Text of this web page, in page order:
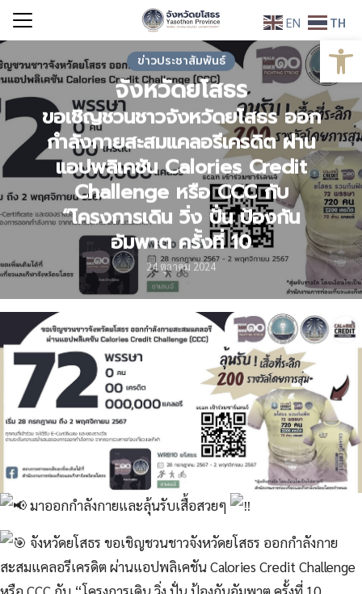
Skip
content
for:
ข่าวประชาสัมพันธ์
จังหวัดยโสธร
ขอเชิญชวนชาวจังหวัดยโสธร ออก
กำลังกายสะสมแคลอรีเครดิต ผ่าน
แอปพลิเคชัน Calories Credit
Challenge หรือ CCC กับ
“โครงการเดิน วิ่ง ปั่น ป้องกัน
อัมพาต ครั้งที่ 10
24 ตุลาคม 2024
มาออกกำลังกายและลุ้นรับเสื้อสวยๆ
จังหวัดยโสธร ขอเชิญชวนชาวจังหวัดยโสธร ออกกำลังกาย
สะสมแคลอรีเครดิต ผ่านแอปพลิเคชัน Calories Credit Challenge
EN TH